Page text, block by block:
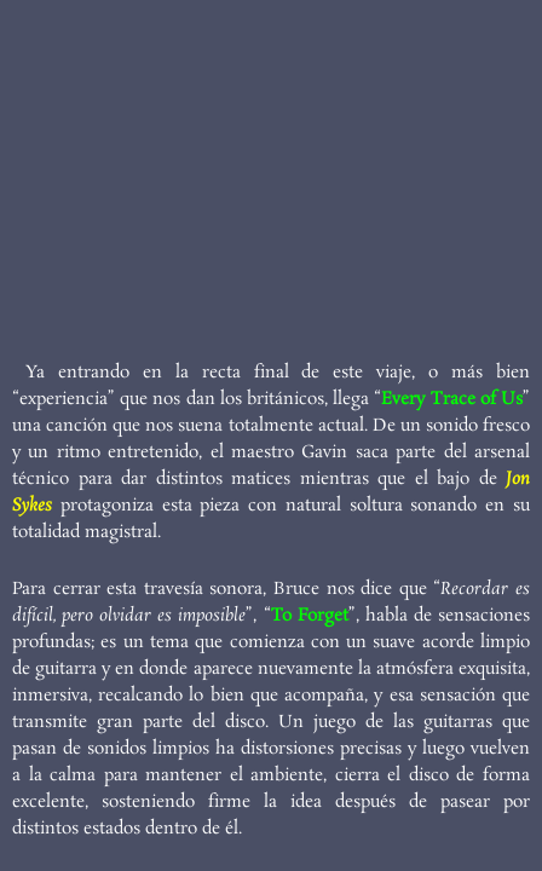
Ya entrando en la recta final de este viaje, o más bien
“experiencia” que nos dan los británicos, llega “Every Trace of Us”
una canción que nos suena totalmente actual. De un sonido fresco
y un ritmo entretenido, el maestro Gavin saca parte del arsenal
técnico para dar distintos matices mientras que el bajo de Jon
Sykes protagoniza esta pieza con natural soltura sonando en su
totalidad magistral.
Para cerrar esta travesía sonora, Bruce nos dice que “Recordar es
difícil, pero olvidar es imposible”, “To Forget”, habla de sensaciones
profundas; es un tema que comienza con un suave acorde limpio
de guitarra y en donde aparece nuevamente la atmósfera exquisita,
inmersiva, recalcando lo bien que acompaña, y esa sensación que
transmite gran parte del disco. Un juego de las guitarras que
pasan de sonidos limpios ha distorsiones precisas y luego vuelven
a la calma para mantener el ambiente, cierra el disco de forma
excelente, sosteniendo firme la idea después de pasear por
distintos estados dentro de él.